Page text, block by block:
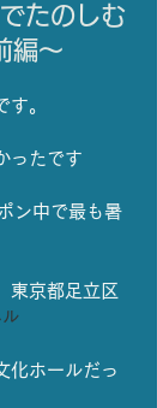
たのしむ
編～
。
ったです
ン中で最も暑
東京都足立区
化ホールだっ